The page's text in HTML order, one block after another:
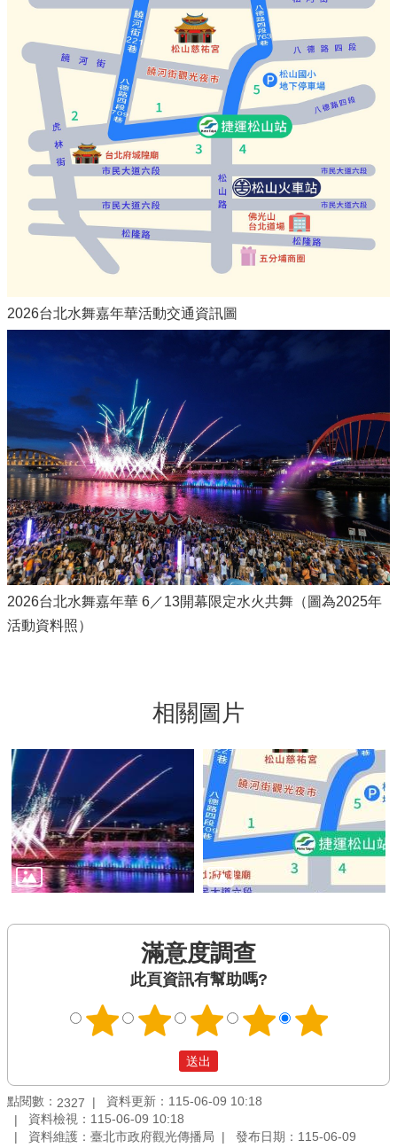
2026台北水舞嘉年華活動交通資訊圖
2026台北水舞嘉年華 6／13開幕限定水火共舞（圖為2025年
活動資料照）
相關圖片
滿意度調查
此頁資訊有幫助嗎?
點閱數： 2327
資料更新：115-06-09 10:18
資料檢視：115-06-09 10:18
資料維護：臺北市政府觀光傳播局
發布日期：115-06-09